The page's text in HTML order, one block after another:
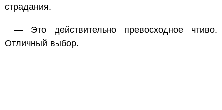
страдания.
— Это действительно превосходное чтиво.
Отличный выбор.